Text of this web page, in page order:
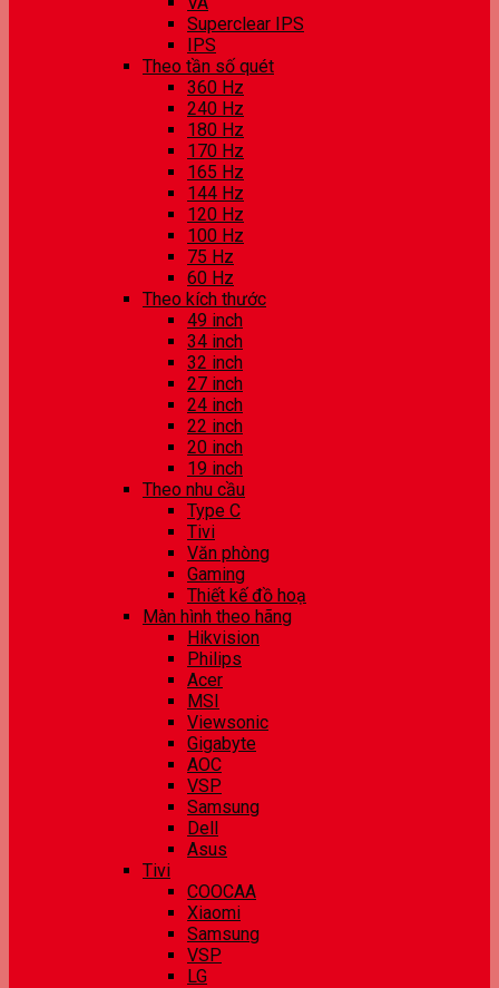
Superclear IPS
IPS
Theo tần số quét
360 Hz
240 Hz
180 Hz
170 Hz
165 Hz
144 Hz
120 Hz
100 Hz
75 Hz
60 Hz
Theo kích thước
49 inch
34 inch
32 inch
27 inch
24 inch
22 inch
20 inch
19 inch
Theo nhu cầu
Type C
Tivi
Văn phòng
Gaming
Thiết kế đồ hoạ
Màn hình theo hãng
Hikvision
Philips
Acer
MSI
Viewsonic
Gigabyte
AOC
VSP
Samsung
Dell
Asus
Tivi
COOCAA
Xiaomi
Samsung
VSP
LG